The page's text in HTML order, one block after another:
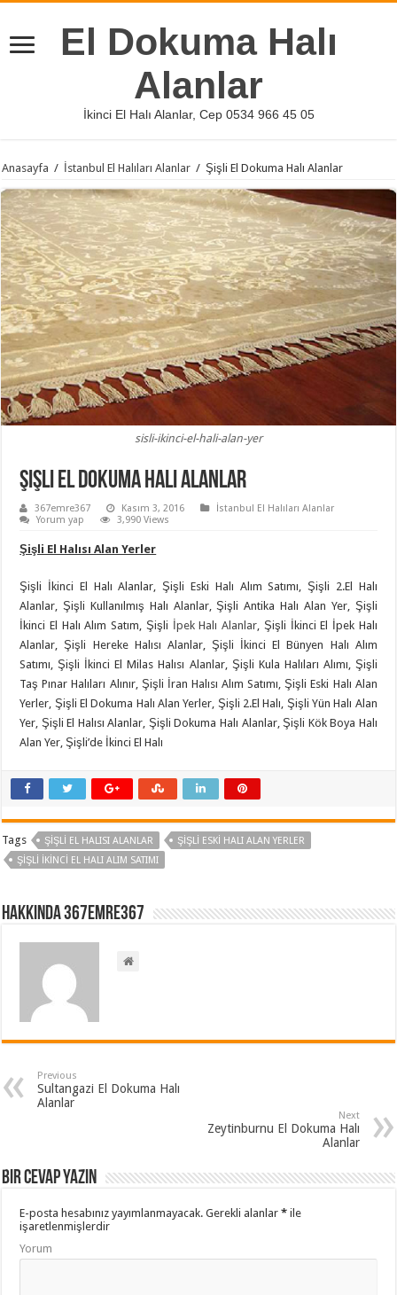
El Dokuma Halı
Alanlar
İkinci El Halı Alanlar, Cep 0534 966 45 05
Anasayfa / İstanbul El Halıları Alanlar / Şişli El Dokuma Halı Alanlar
sisli-ikinci-el-hali-alan-yer
Şişli El Dokuma Halı Alanlar
367emre367 Kasım 3, 2016
İstanbul El Halıları Alanlar
Yorum yap
3,990 Views
Şişli El Halısı Alan Yerler
Şişli İkinci El Halı Alanlar, Şişli Eski Halı Alım Satımı, Şişli 2.El Halı
Alanlar, Şişli Kullanılmış Halı Alanlar, Şişli Antika Halı Alan Yer, Şişli
İkinci El Halı Alım Satım, Şişli
İpek Halı Alanlar, Şişli İkinci El İpek Halı
Alanlar, Şişli Hereke Halısı Alanlar, Şişli İkinci El Bünyen Halı Alım
Satımı, Şişli İkinci El Milas Halısı Alanlar, Şişli Kula Halıları Alımı, Şişli
Taş Pınar Halıları Alınır, Şişli İran Halısı Alım Satımı, Şişli Eski Halı Alan
Yerler, Şişli El Dokuma Halı Alan Yerler, Şişli 2.El Halı, Şişli Yün Halı Alan
Yer, Şişli El Halısı Alanlar, Şişli Dokuma Halı Alanlar, Şişli Kök Boya Halı
Alan Yer, Şişli’de İkinci El Halı
Tags ŞIŞLI EL HALISI ALANLAR
ŞIŞLI ESKI HALI ALAN YERLER
ŞIŞLI İKINCI EL HALI ALIM SATIMI
Hakkında 367emre367
Previous
Sultangazi El Dokuma Halı
Alanlar
Next
Zeytinburnu El Dokuma Halı
Alanlar
Bir cevap yazın
E-posta hesabınız yayımlanmayacak. Gerekli alanlar* ile
işaretlenmişlerdir
Yorum